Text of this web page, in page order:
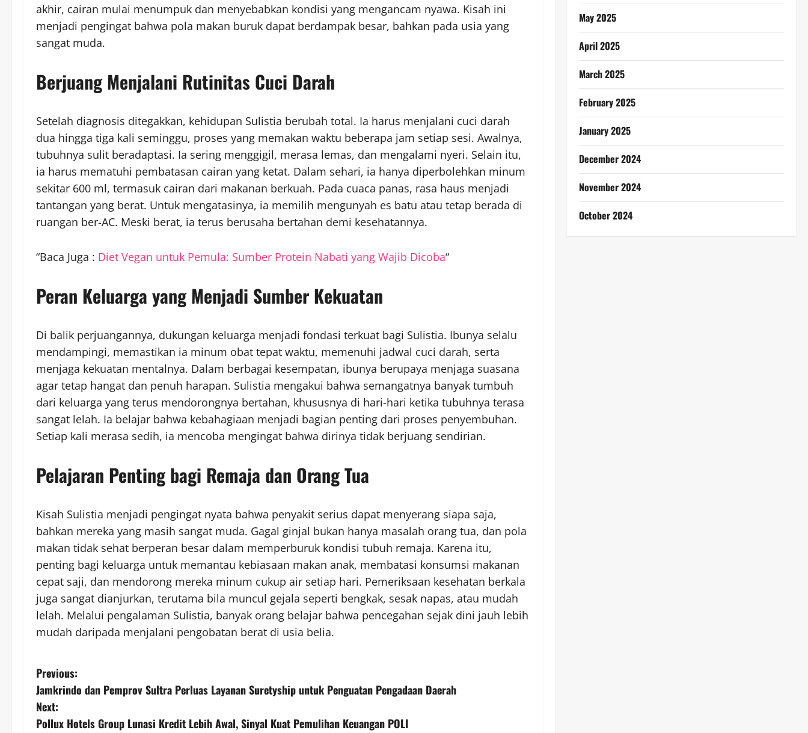
akhir, cairan mulai menumpuk dan menyebabkan kondisi yang mengancam nyawa. Kisah ini
menjadi pengingat bahwa pola makan buruk dapat berdampak besar, bahkan pada usia yang
sangat muda.
Berjuang Menjalani Rutinitas Cuci Darah
Setelah diagnosis ditegakkan, kehidupan Sulistia berubah total. Ia harus menjalani cuci darah
dua hingga tiga kali seminggu, proses yang memakan waktu beberapa jam setiap sesi. Awalnya,
tubuhnya sulit beradaptasi. Ia sering menggigil, merasa lemas, dan mengalami nyeri. Selain itu,
ia harus mematuhi pembatasan cairan yang ketat. Dalam sehari, ia hanya diperbolehkan minum
sekitar 600 ml, termasuk cairan dari makanan berkuah. Pada cuaca panas, rasa haus menjadi
tantangan yang berat. Untuk mengatasinya, ia memilih mengunyah es batu atau tetap berada di
ruangan ber-AC. Meski berat, ia terus berusaha bertahan demi kesehatannya.
“Baca Juga : Diet Vegan untuk Pemula: Sumber Protein Nabati yang Wajib Dicoba“
Peran Keluarga yang Menjadi Sumber Kekuatan
Di balik perjuangannya, dukungan keluarga menjadi fondasi terkuat bagi Sulistia. Ibunya selalu
mendampingi, memastikan ia minum obat tepat waktu, memenuhi jadwal cuci darah, serta
menjaga kekuatan mentalnya. Dalam berbagai kesempatan, ibunya berupaya menjaga suasana
agar tetap hangat dan penuh harapan. Sulistia mengakui bahwa semangatnya banyak tumbuh
dari keluarga yang terus mendorongnya bertahan, khususnya di hari-hari ketika tubuhnya terasa
sangat lelah. Ia belajar bahwa kebahagiaan menjadi bagian penting dari proses penyembuhan.
Setiap kali merasa sedih, ia mencoba mengingat bahwa dirinya tidak berjuang sendirian.
Pelajaran Penting bagi Remaja dan Orang Tua
Kisah Sulistia menjadi pengingat nyata bahwa penyakit serius dapat menyerang siapa saja,
bahkan mereka yang masih sangat muda. Gagal ginjal bukan hanya masalah orang tua, dan pola
makan tidak sehat berperan besar dalam memperburuk kondisi tubuh remaja. Karena itu,
penting bagi keluarga untuk memantau kebiasaan makan anak, membatasi konsumsi makanan
cepat saji, dan mendorong mereka minum cukup air setiap hari. Pemeriksaan kesehatan berkala
juga sangat dianjurkan, terutama bila muncul gejala seperti bengkak, sesak napas, atau mudah
lelah. Melalui pengalaman Sulistia, banyak orang belajar bahwa pencegahan sejak dini jauh lebih
mudah daripada menjalani pengobatan berat di usia belia.
P
o
s
Previous:
Jamkrindo dan Pemprov Sultra Perluas Layanan Suretyship untuk Penguatan Pengadaan Daerah
Next:
Pollux Hotels Group Lunasi Kredit Lebih Awal, Sinyal Kuat Pemulihan Keuangan POLI
May 2025
April 2025
March 2025
February 2025
January 2025
December 2024
November 2024
October 2024